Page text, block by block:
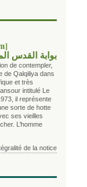
بوابة القدس
de contempler,
de Qalqiliya dans
et très
intitulé Le
il représente
sorte de hotte
ses vieilles
L’homme
de la notice